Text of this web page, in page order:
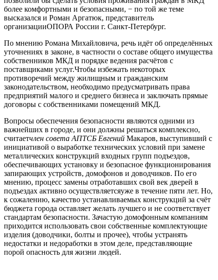
более комфортными и безопасными, − по той же теме
высказался и Роман Аргатюк, представитель
организацииОПОРА России г. Санкт-Петербург.
По мнению Романа Михайловича, речь идёт об определённых
уточнениях в законе, в частности о составе общего имущества
собственников МКД и порядке ведения расчётов с
поставщиками услуг.Чтобы избежать некоторых
противоречий между жилищным и гражданским
законодательством, необходимо предусматривать права
предприятий малого и среднего бизнеса и заключать прямые
договоры с собственниками помещений МКД.
Вопросы обеспечения безопасности являются одними из
важнейших в городе, и они должны решаться комплексно,
считаетчлен совета АПТСБ Евгений Макаров, выступивший с
инициативой о выработке технических условий при замене
металлических конструкций входных групп подъездов,
обеспечивающих установку и безопасное функционирования
запирающих устройств, домофонов и доводчиков. По его
мнению, процесс замены отработавших свой век дверей в
подъездах активно осуществляетсяуже в течение пяти лет. Но,
к сожалению, качество устанавливаемых конструкций за счёт
бюджета города оставляет желать лучшего и не соответствует
стандартам безопасности. Зачастую домофонным компаниям
приходится использовать свои собственные комплектующие
изделия (доводчики, болты и прочее), чтобы устранять
недостатки и недоработки в этом деле, представляющие
порой опасность для жизни людей.